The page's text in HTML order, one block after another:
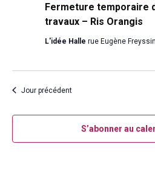
Fermeture temporaire
travaux – Ris Orangis
L'idée Halle rue Eugène
Jour précédent
S’abonner au